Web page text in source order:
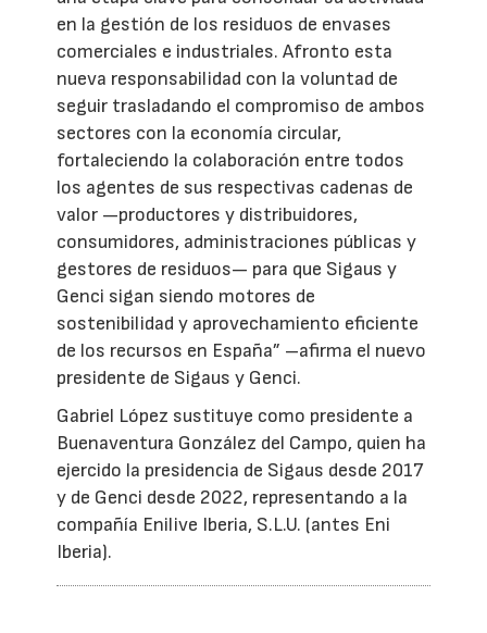
en la gestión de los residuos de envases
comerciales e industriales. Afronto esta
nueva responsabilidad con la voluntad de
seguir trasladando el compromiso de ambos
sectores con la economía circular,
fortaleciendo la colaboración entre todos
los agentes de sus respectivas cadenas de
valor —productores y distribuidores,
consumidores, administraciones públicas y
gestores de residuos— para que Sigaus y
Genci sigan siendo motores de
sostenibilidad y aprovechamiento eficiente
de los recursos en España” –afirma el nuevo
presidente de Sigaus y Genci.
Gabriel López sustituye como presidente a
Buenaventura González del Campo, quien ha
ejercido la presidencia de Sigaus desde 2017
y de Genci desde 2022, representando a la
compañía Enilive Iberia, S.L.U. (antes Eni
Iberia).